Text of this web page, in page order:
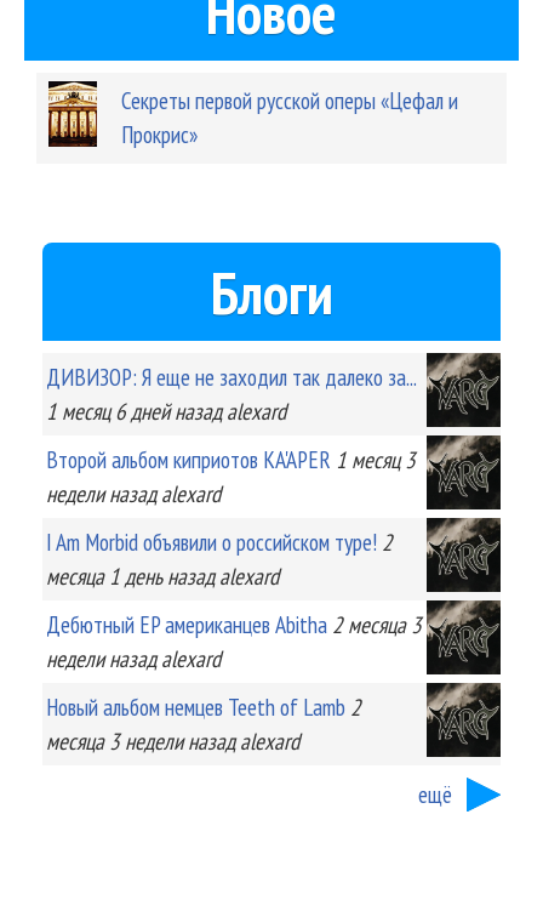
Секреты первой русской оперы «Цефал и
Прокрис»
Блоги
ДИВИЗОР: Я еще не заходил так далеко за...
1 месяц 6 днейназад alexard
Второй альбом киприотов KA'APER 1 месяц 3
неделиназад alexard
I Am Morbid объявили о российском туре! 2
месяца 1 деньназад alexard
Дебютный EP американцев Abitha 2 месяца 3
неделиназад alexard
Новый альбом немцев Teeth of Lamb 2
месяца 3 неделиназад alexard
ещё